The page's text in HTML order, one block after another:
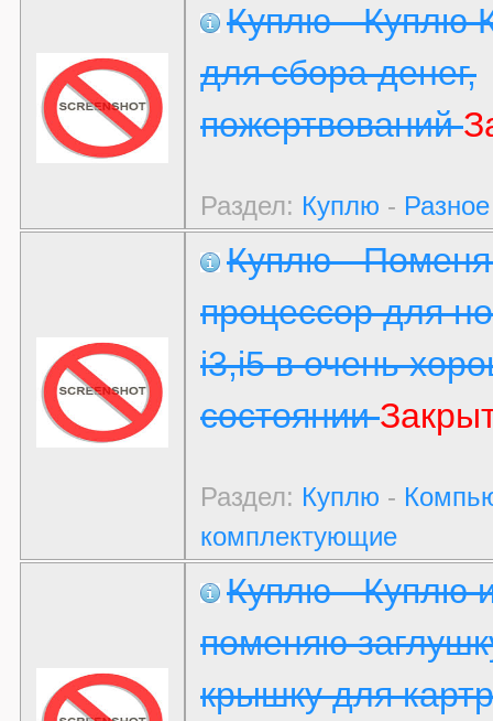
Куплю - Куплю
для сбора денег,
пожертвований
Раздел: Куплю - Разное
Куплю -
процессор для
i3,i5 в очень
состоянии
Раздел: Куплю -
комплектующие
Куплю - Куплю
поменяю
крышку для